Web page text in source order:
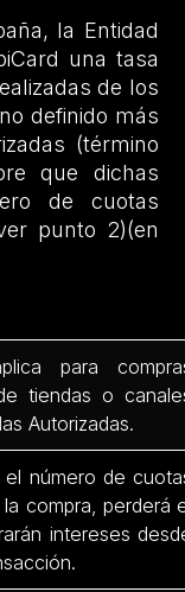
la Entidad
una tasa
de los
definido más
(término
que dichas
de cuotas
punto 2)(en
para
tiendas o
Autorizadas.
número de
compra, perderá
intereses